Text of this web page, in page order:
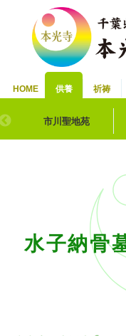
HOME 供養 祈祷
市川聖地苑
水子納骨